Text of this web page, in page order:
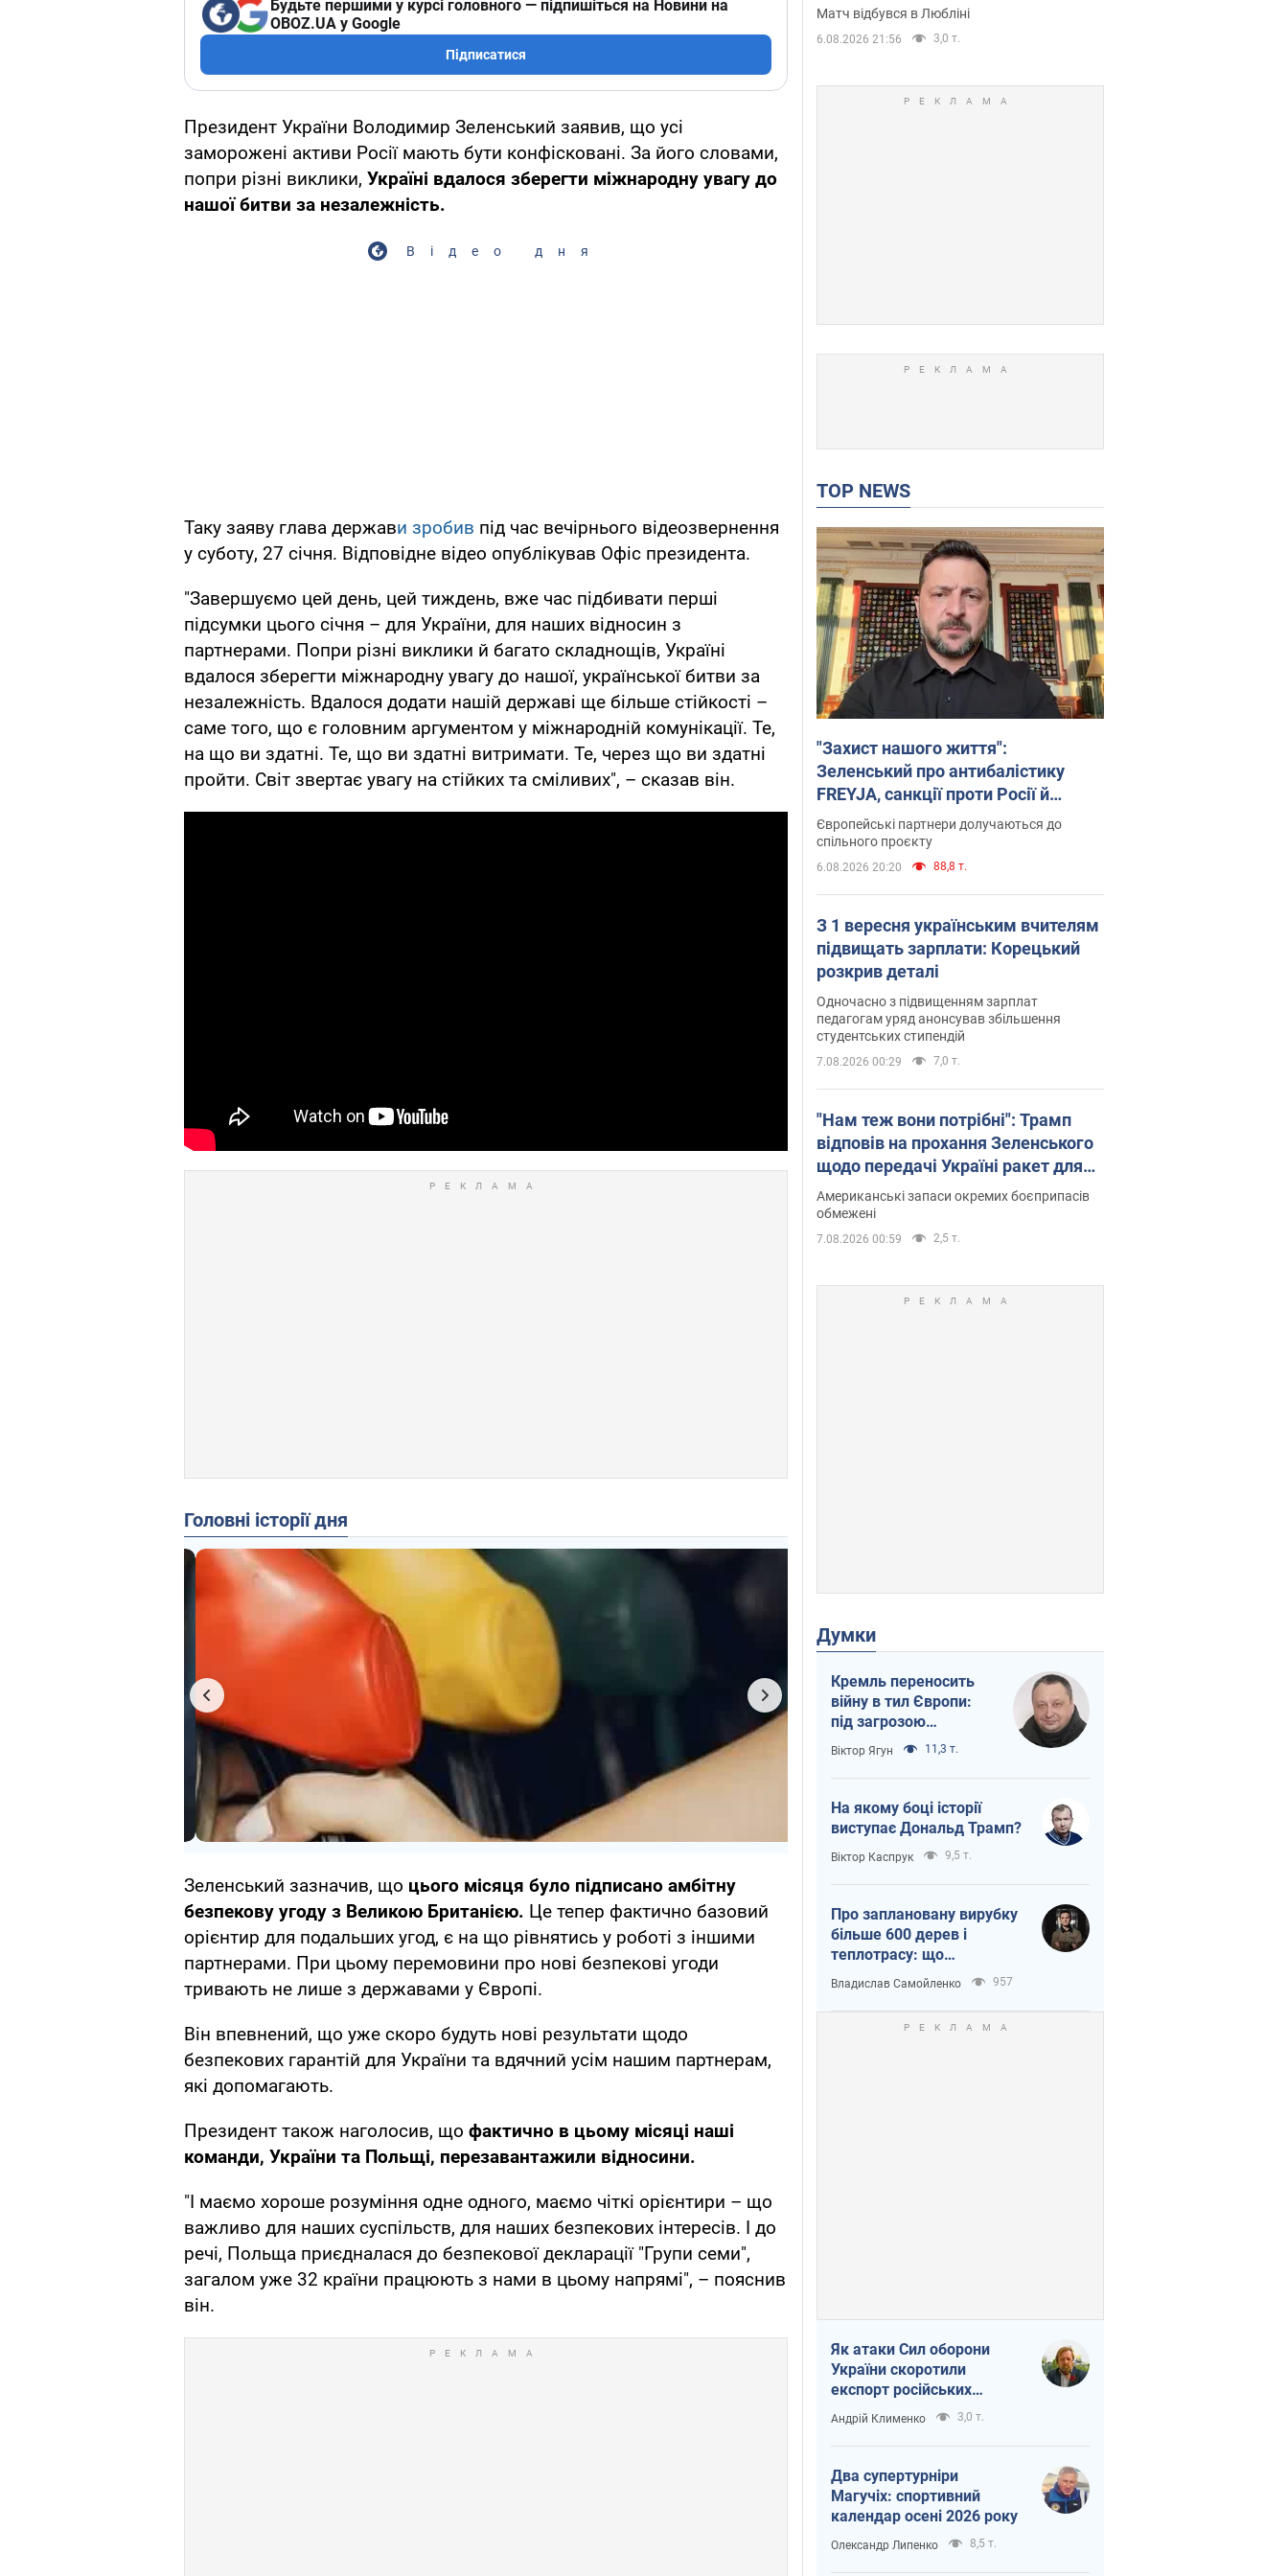
Будьте першими у курсі головного — підпишіться на Новини на
OBOZ.UA у Google
Підписатися
Президент України Володимир Зеленський заявив, що усі
заморожені активи Росії мають бути конфісковані. За його словами,
попри різні виклики, Україні вдалося зберегти міжнародну увагу до
нашої битви за незалежність.
Відео дня
Таку заяву глава держави зробив під час вечірнього відеозвернення
у суботу, 27 січня. Відповідне відео опублікував Офіс президента.
"Завершуємо цей день, цей тиждень, вже час підбивати перші
підсумки цього січня – для України, для наших відносин з
партнерами. Попри різні виклики й багато складнощів, Україні
вдалося зберегти міжнародну увагу до нашої, української битви за
незалежність. Вдалося додати нашій державі ще більше стійкості –
саме того, що є головним аргументом у міжнародній комунікації. Те,
на що ви здатні. Те, що ви здатні витримати. Те, через що ви здатні
пройти. Світ звертає увагу на стійких та сміливих", – сказав він.
Головні історії дня
Зеленський зазначив, що цього місяця було підписано амбітну
безпекову угоду з Великою Британією. Це тепер фактично базовий
орієнтир для подальших угод, є на що рівнятись у роботі з іншими
партнерами. При цьому перемовини про нові безпекові угоди
тривають не лише з державами у Європі.
Він впевнений, що уже скоро будуть нові результати щодо
безпекових гарантій для України та вдячний усім нашим партнерам,
які допомагають.
Президент також наголосив, що фактично в цьому місяці наші
команди, України та Польщі, перезавантажили відносини.
"І маємо хороше розуміння одне одного, маємо чіткі орієнтири – що
важливо для наших суспільств, для наших безпекових інтересів. І до
речі, Польща приєдналася до безпекової декларації "Групи семи",
загалом уже 32 країни працюють з нами в цьому напрямі", – пояснив
він.
Матч відбувся в Любліні
6.08.2026 21:56 3,0 т.
TOP NEWS
"Захист нашого життя":
Зеленський про антибалістику
FREYJA, санкції проти Росії й
підтримку аграріїв. Відео
Європейські партнери долучаються до
спільного проєкту
6.08.2026 20:20 88,8 т.
З 1 вересня українським вчителям
підвищать зарплати: Корецький
розкрив деталі
Одночасно з підвищенням зарплат
педагогам уряд анонсував збільшення
студентських стипендій
7.08.2026 00:29 7,0 т.
"Нам теж вони потрібні": Трамп
відповів на прохання Зеленського
щодо передачі Україні ракет для
Patriot
Американські запаси окремих боєприпасів
обмежені
7.08.2026 00:59 2,5 т.
Думки
Кремль переносить
війну в тил Європи:
під загрозою
критична логістика
Віктор Ягун 11,3 т.
На якому боці історії
виступає Дональд Трамп?
Віктор Каспрук 9,5 т.
Про заплановану вирубку
більше 600 дерев і
теплотрасу: що
відбувається на Теремках
у Києві
Владислав Самойленко 957
Як атаки Сил оборони
України скоротили
експорт російських
нафтопродуктів
Андрій Клименко 3,0 т.
Два супертурніри
Магучіх: спортивний
календар осені 2026 року
Олександр Липенко 8,5 т.